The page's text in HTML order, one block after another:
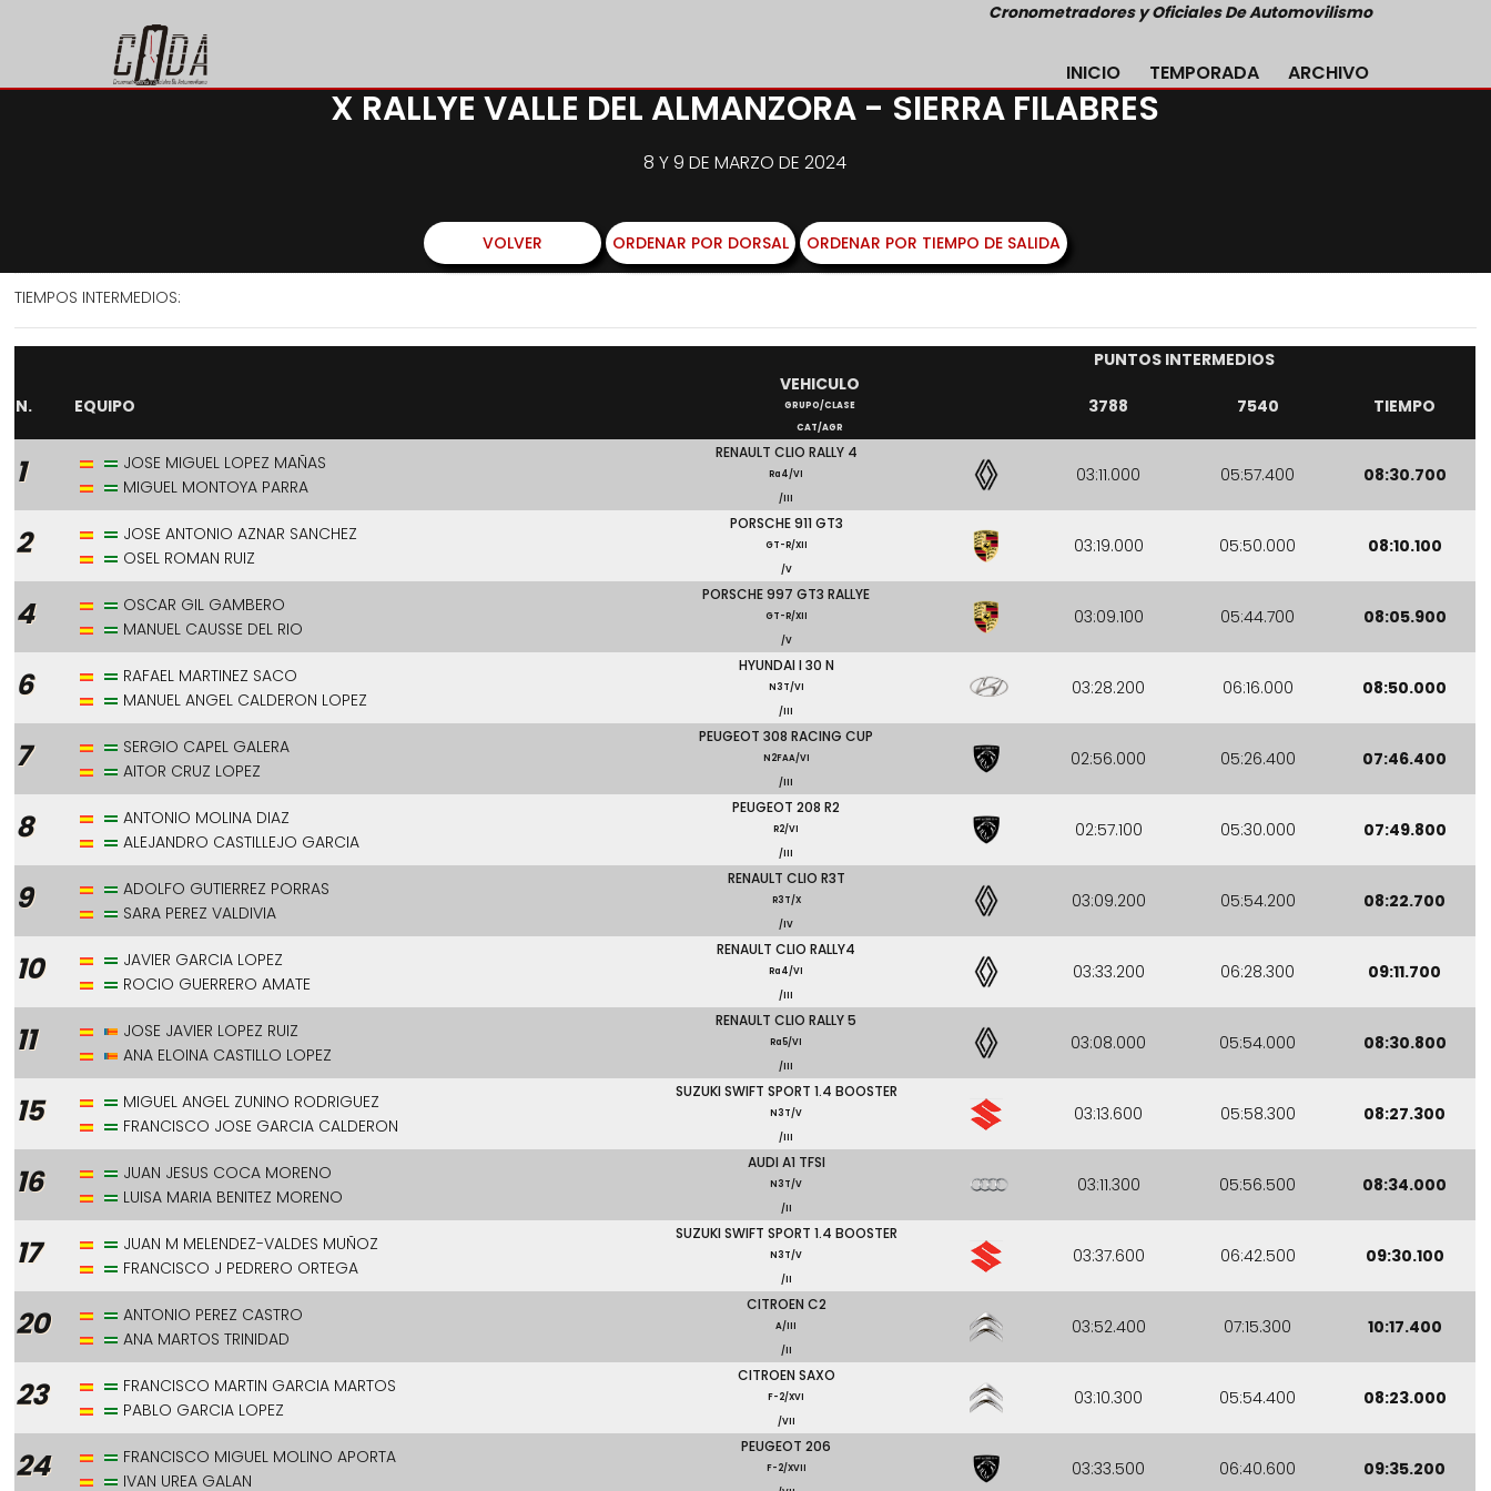
Cronometradores y Oficiales De Automovilismo
INICIO TEMPORADA ARCHIVO
X RALLYE VALLE DEL ALMANZORA - SIERRA FILABRES
8 Y 9 DE MARZO DE 2024
VOLVER ORDENAR POR DORSAL ORDENAR POR TIEMPO DE SALIDA
TIEMPOS INTERMEDIOS:
PUNTOS INTERMEDIOS
N. EQUIPO
VEHICULO
GRUPO/CLASE
CAT/AGR
3788 7540 TIEMPO
1
JOSE MIGUEL LOPEZ MAÑAS
MIGUEL MONTOYA PARRA
RENAULT CLIO RALLY 4
Ra4/VI
/III
03:11.000 05:57.400 08:30.700
2
JOSE ANTONIO AZNAR SANCHEZ
OSEL ROMAN RUIZ
PORSCHE 911 GT3
GT-R/XII
/V
03:19.000 05:50.000 08:10.100
4
OSCAR GIL GAMBERO
MANUEL CAUSSE DEL RIO
PORSCHE 997 GT3 RALLYE
GT-R/XII
/V
03:09.100 05:44.700 08:05.900
6
RAFAEL MARTINEZ SACO
MANUEL ANGEL CALDERON LOPEZ
HYUNDAI I 30 N
N3T/VI
/III
03:28.200 06:16.000 08:50.000
7
SERGIO CAPEL GALERA
AITOR CRUZ LOPEZ
PEUGEOT 308 RACING CUP
N2FAA/VI
/III
02:56.000 05:26.400 07:46.400
8
ANTONIO MOLINA DIAZ
ALEJANDRO CASTILLEJO GARCIA
PEUGEOT 208 R2
R2/VI
/III
02:57.100 05:30.000 07:49.800
9
ADOLFO GUTIERREZ PORRAS
SARA PEREZ VALDIVIA
RENAULT CLIO R3T
R3T/X
/IV
03:09.200 05:54.200 08:22.700
10
JAVIER GARCIA LOPEZ
ROCIO GUERRERO AMATE
RENAULT CLIO RALLY4
Ra4/VI
/III
03:33.200 06:28.300 09:11.700
11
JOSE JAVIER LOPEZ RUIZ
ANA ELOINA CASTILLO LOPEZ
RENAULT CLIO RALLY 5
Ra5/VI
/III
03:08.000 05:54.000 08:30.800
15
MIGUEL ANGEL ZUNINO RODRIGUEZ
FRANCISCO JOSE GARCIA CALDERON
SUZUKI SWIFT SPORT 1.4 BOOSTER
N3T/V
/III
03:13.600 05:58.300 08:27.300
16
JUAN JESUS COCA MORENO
LUISA MARIA BENITEZ MORENO
AUDI A1 TFSI
N3T/V
/II
03:11.300 05:56.500 08:34.000
17
JUAN M MELENDEZ-VALDES MUÑOZ
FRANCISCO J PEDRERO ORTEGA
SUZUKI SWIFT SPORT 1.4 BOOSTER
N3T/V
/II
03:37.600 06:42.500 09:30.100
20
ANTONIO PEREZ CASTRO
ANA MARTOS TRINIDAD
CITROEN C2
A/III
/II
03:52.400 07:15.300 10:17.400
23
FRANCISCO MARTIN GARCIA MARTOS
PABLO GARCIA LOPEZ
CITROEN SAXO
F-2/XVI
/VII
03:10.300 05:54.400 08:23.000
24
FRANCISCO MIGUEL MOLINO APORTA
IVAN UREA GALAN
PEUGEOT 206
F-2/XVII
03:33.500 06:40.600 09:35.200